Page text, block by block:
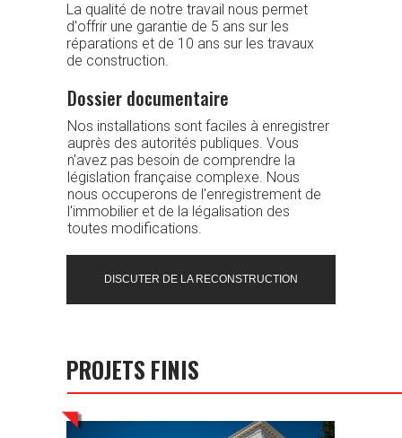
DISCUTER DE LA RECONSTRUCTION
La qualité de notre travail nous permet
d'offrir une garantie de 5 ans sur les
réparations et de 10 ans sur les travaux
de construction.
Dossier documentaire
Nos installations sont faciles à enregistrer
auprès des autorités publiques. Vous
n'avez pas besoin de comprendre la
législation française complexe. Nous
nous occuperons de l'enregistrement de
l'immobilier et de la légalisation des
toutes modifications.
PROJETS FINIS